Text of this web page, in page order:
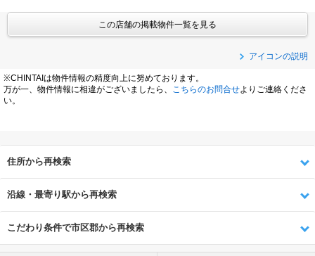
この店舗の掲載物件一覧を見る
アイコンの説明
※CHINTAIは物件情報の精度向上に努めております。
万が一、物件情報に相違がございましたら、
こちらのお問合せよりご連絡くださ
い。
住所から再検索
沿線・最寄り駅から再検索
こだわり条件で市区郡から再検索